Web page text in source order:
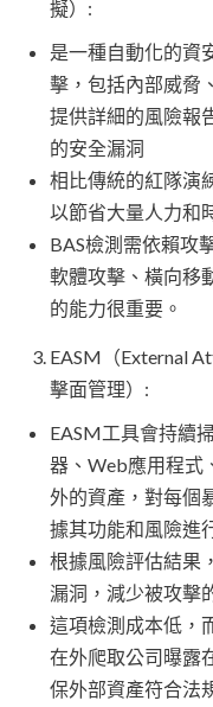
擬）:
是一種自動化的資
擊，包括內部威脅
提供詳細的風險報
的安全漏洞
相比傳統的紅隊演
以節省大量人力和
BAS檢測需依賴攻
軟體攻擊、橫向移
的能力很重要。
EASM（External
擊面管理）:
EASM工具會持續
器、Web應用程式
外的資產，對每個
據其功能和風險進
根據風險評估結果
漏洞，減少被攻擊
這項檢測成本低，
在外爬取公司曝露
保外部資產符合法